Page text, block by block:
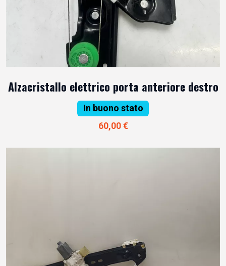
Alzacristallo elettrico porta anteriore destro
In buono stato
60,00 €